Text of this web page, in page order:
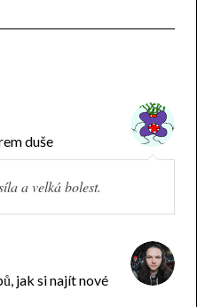
duše
a velká bolest.
jak si najít nové